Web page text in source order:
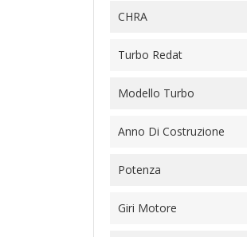
CHRA
Turbo Redat
Modello Turbo
Anno Di Costruzione
Potenza
Giri Motore